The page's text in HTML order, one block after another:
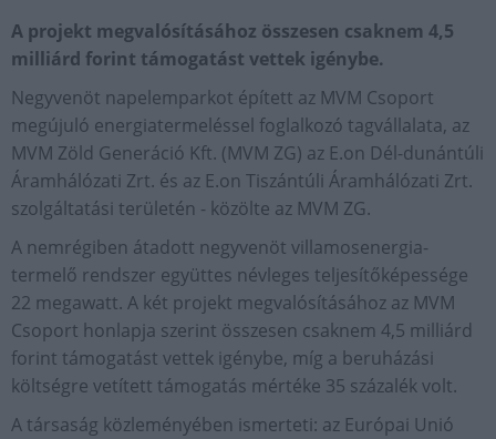
A projekt megvalósításához összesen csaknem 4,5
milliárd forint támogatást vettek igénybe.
Negyvenöt napelemparkot épített az MVM Csoport
megújuló energiatermeléssel foglalkozó tagvállalata, az
MVM Zöld Generáció Kft. (MVM ZG) az E.on Dél-dunántúli
Áramhálózati Zrt. és az E.on Tiszántúli Áramhálózati Zrt.
szolgáltatási területén - közölte az MVM ZG.
A nemrégiben átadott negyvenöt villamosenergia-
termelő rendszer együttes névleges teljesítőképessége
22 megawatt. A két projekt megvalósításához az MVM
Csoport honlapja szerint összesen csaknem 4,5 milliárd
forint támogatást vettek igénybe, míg a beruházási
költségre vetített támogatás mértéke 35 százalék volt.
A társaság közleményében ismerteti: az Európai Unió